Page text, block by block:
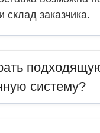
склад заказчика.
систему?